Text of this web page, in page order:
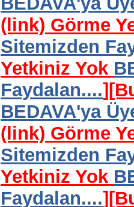
(link) Görme
Sitemizden
Yetkiniz Yok
Faydalan....]
BEDAVA'ya
(link) Görme
Sitemizden
Yetkiniz Yok
Faydalan....]